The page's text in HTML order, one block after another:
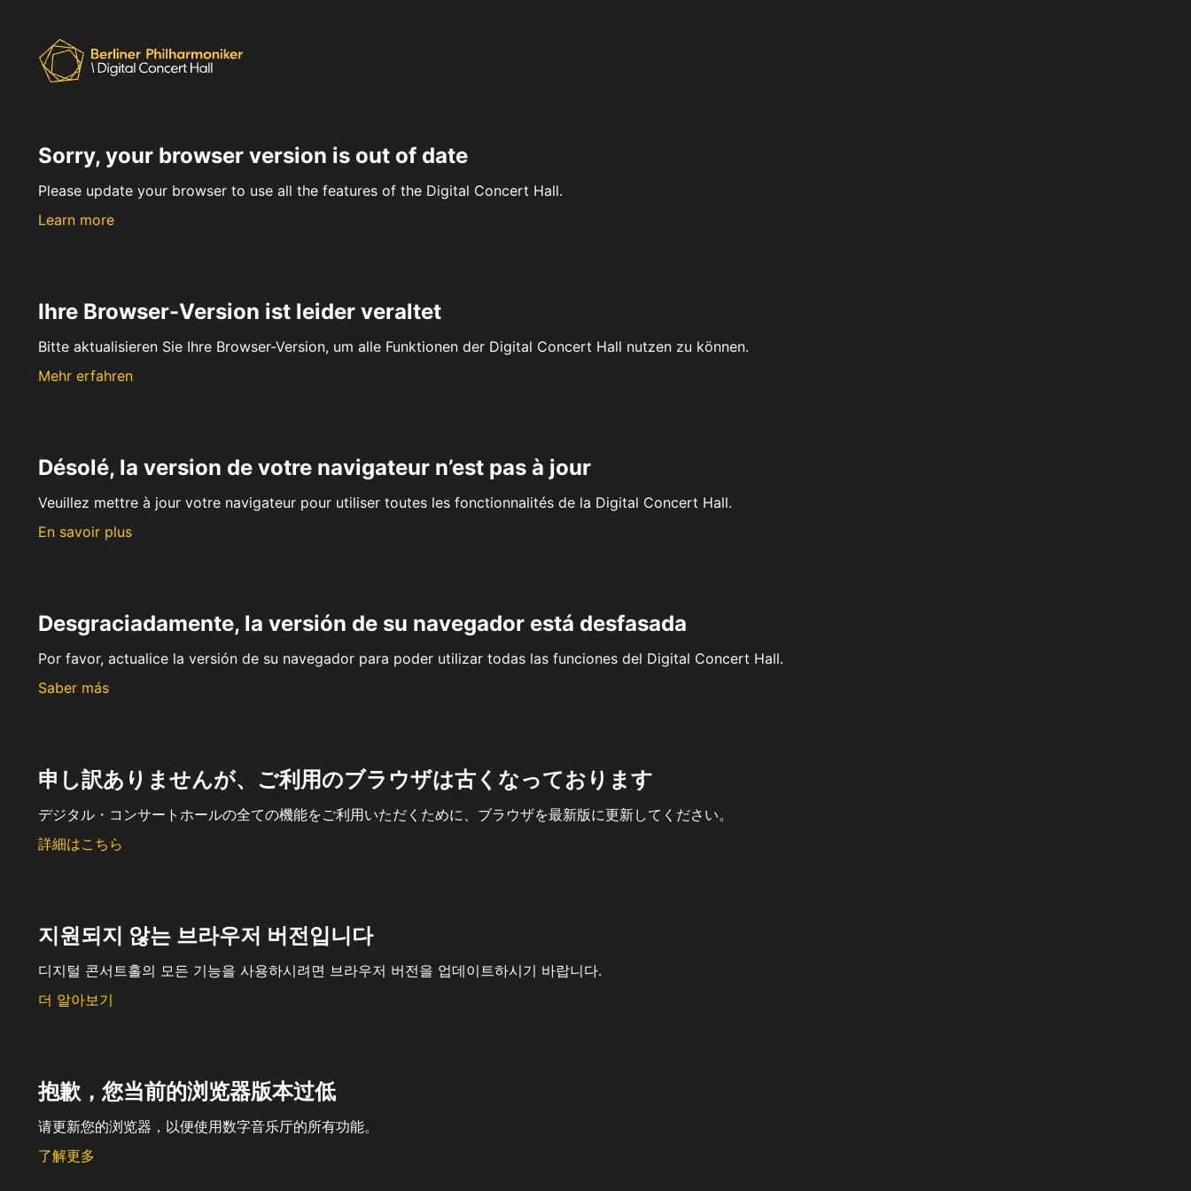
Sorry, your browser version is out of date
Please update your browser to use all the features of the Digital Concert Hall.
Learn more
Ihre Browser-Version ist leider veraltet
Bitte aktualisieren Sie Ihre Browser-Version, um alle Funktionen der Digital Concert Hall nutzen zu können.
Mehr erfahren
Désolé, la version de votre navigateur n’est pas à jour
Veuillez mettre à jour votre navigateur pour utiliser toutes les fonctionnalités de la Digital Concert Hall.
En savoir plus
Desgraciadamente, la versión de su navegador está desfasada
Por favor, actualice la versión de su navegador para poder utilizar todas las funciones del Digital Concert Hall.
Saber más
申し訳ありませんが、ご利用のブラウザは古くなっております
デジタル・コンサートホールの全ての機能をご利用いただくために、ブラウザを最新版に更新してください。
詳細はこちら
지원되지 않는 브라우저 버전입니다
디지털 콘서트홀의 모든 기능을 사용하시려면 브라우저 버전을 업데이트하시기 바랍니다.
더 알아보기
抱歉，您当前的浏览器版本过低
请更新您的浏览器，以便使用数字音乐厅的所有功能。
了解更多